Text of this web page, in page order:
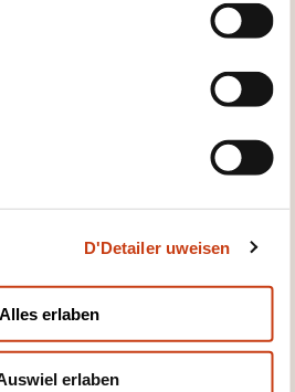
D'Detailer uweisen
Alles erlaben
erlaben
Multimedia